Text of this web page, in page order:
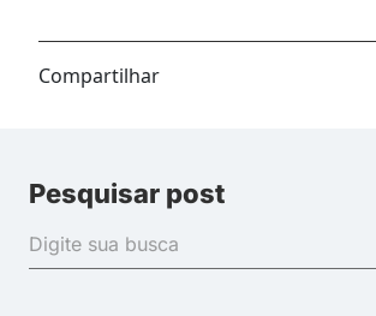
Compartilhar
Pesquisar post